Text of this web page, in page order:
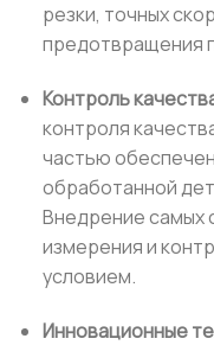
резки, точных
предотвращения
Контроль
контроля
частью
обработанной
Внедрение самых
измерения и
условием.
Инновационные